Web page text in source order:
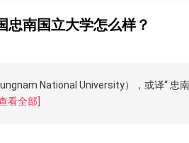
忠南国立大学怎么样？
National University），或译“ 忠
看全部]